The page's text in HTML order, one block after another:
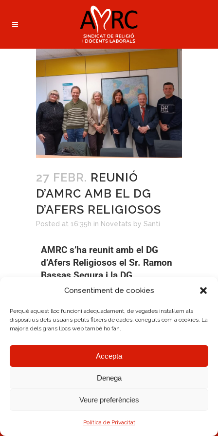
Consentiment de cookies
Perquè aquest lloc funcioni adequadament, de vegades instal·lem als
dispositius dels usuaris petits fitxers de dades, coneguts com a cookies. La
majoria dels grans llocs web també ho fan.
Accepta
Denega
Veure preferències
Política de Privacitat
27 FEBR. REUNIÓ
D’AMRC AMB EL DG
D’AFERS RELIGIOSOS
Posted at 16:35h in Novetats by Santi
AMRC s’ha reunit amb el DG
d’Afers Religiosos el Sr. Ramon
Bassas Segura i la DG
d’Innovació i Curriculum la Sra.
Ha estat una trobada molt
treballar plegats.
Diseño Web